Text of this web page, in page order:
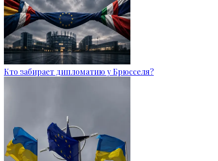
Кто забирает дипломатию у Брюсселя?